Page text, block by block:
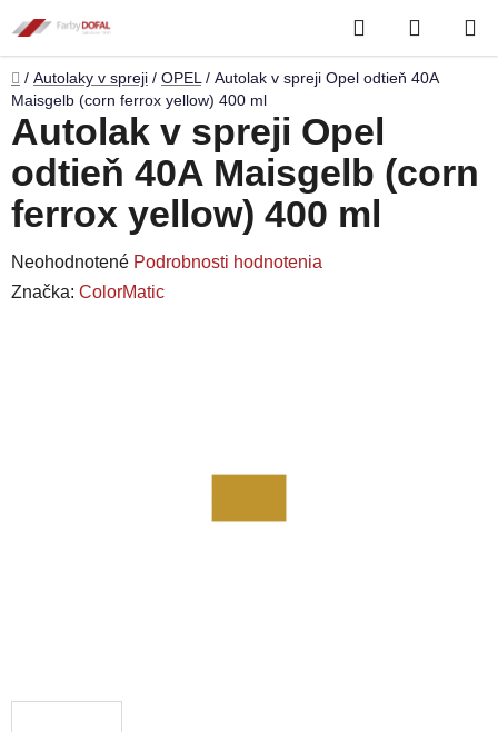
na
obsah
Hľadať
KOŠÍK
Domov
/ Autolaky v spreji / OPEL / Autolak v spreji Opel odtieň 40A
Maisgelb (corn ferrox yellow) 400 ml
Autolak v spreji Opel
odtieň 40A Maisgelb (corn
ferrox yellow) 400 ml
Priemerné
hodnotenie
Neohodnotené Podrobnosti hodnotenia
Značka: ColorMatic